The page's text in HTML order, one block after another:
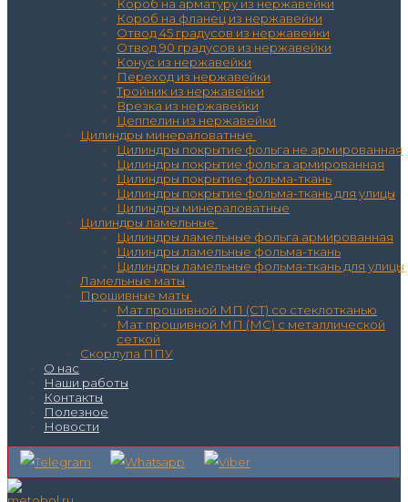
Короб на арматуру из нержавейки
Короб на фланец из нержавейки
Отвод 45 градусов из нержавейки
Отвод 90 градусов из нержавейки
Конус из нержавейки
Переход из нержавейки
Тройник из нержавейки
Врезка из нержавейки
Цеппелин из нержавейки
Цилиндры минераловатные
Цилиндры покрытие фольга не армированная
Цилиндры покрытие фольга армированная
Цилиндры покрытие фольма-ткань
Цилиндры покрытие фольма-ткань для улицы
Цилиндры минераловатные
Цилиндры ламельные
Цилиндры ламельные фольга армированная
Цилиндры ламельные фольма-ткань
Цилиндры ламельные фольма-ткань для улицы
Ламельные маты
Прошивные маты
Мат прошивной МП (СТ) со стеклотканью
Мат прошивной МП (МС) с металлической
сеткой
Скорлупа ППУ
О нас
Наши работы
Контакты
Полезное
Новости